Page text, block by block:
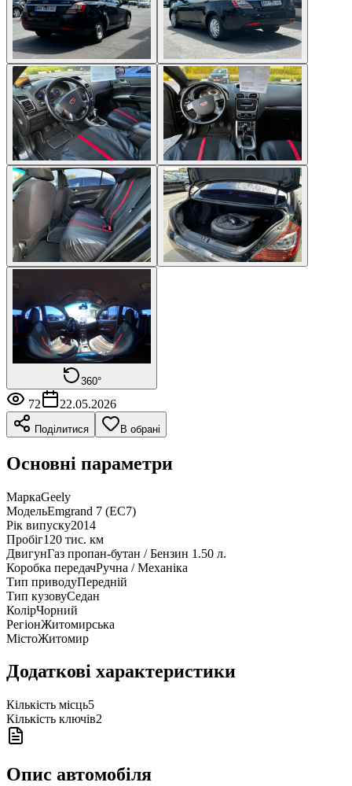
360°
72 22.05.2026
Поділитися В обрані
Основні параметри
МаркаGeely
МодельEmgrand 7 (EC7)
Рік випуску2014
Пробіг120 тис. км
ДвигунГаз пропан-бутан / Бензин 1.50 л.
Коробка передачРучна / Механіка
Тип приводуПередній
Тип кузовуСедан
КолірЧорний
РегіонЖитомирська
МістоЖитомир
Додаткові характеристики
Кількість місць5
Кількість ключів2
Опис автомобіля